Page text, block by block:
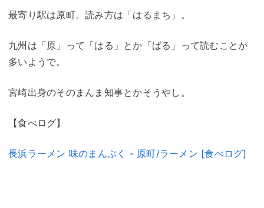
最寄り駅は原町。読み方は「はるまち」。
九州は「原」って「はる」とか「ばる」って読むことが
多いようで。
宮崎出身のそのまんま知事とかそうやし。
【食べログ】
長浜ラーメン 味のまんぷく - 原町/ラーメン [食べログ]